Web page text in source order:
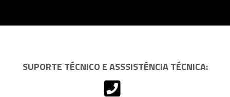
SUPORTE TÉCNICO E ASSSISTÊNCIA TÉCNICA: